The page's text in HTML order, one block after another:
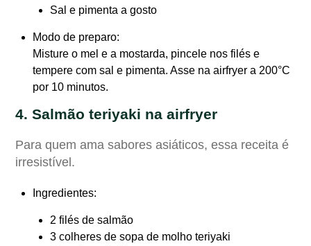
Sal e pimenta a gosto
Modo de preparo:
Misture o mel e a mostarda, pincele nos filés e
tempere com sal e pimenta. Asse na airfryer a 200°C
por 10 minutos.
4. Salmão teriyaki na airfryer
Para quem ama sabores asiáticos, essa receita é
irresistível.
Ingredientes:
2 filés de salmão
3 colheres de sopa de molho teriyaki